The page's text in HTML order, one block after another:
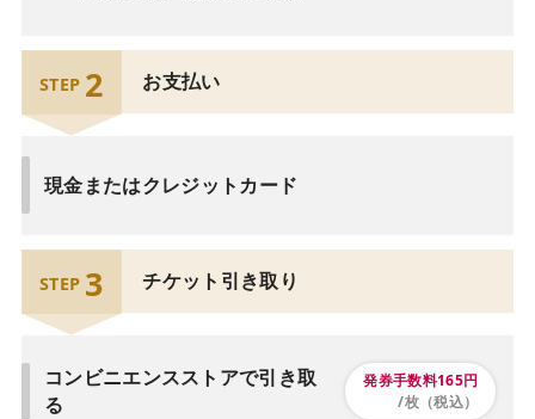
STEP 2 お支払い
現金またはクレジットカード
STEP 3 チケット引き取り
コンビニエンスストアで引き取
る
発券手数料165円
/枚（税込）